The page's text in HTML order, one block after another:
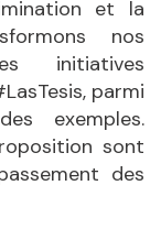
et la
nos
initiatives
parmi
exemples.
sont
des